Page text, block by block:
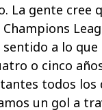
La gente cree
a lo que
o cinco
todos los
un gol a